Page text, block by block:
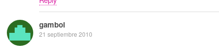
gamboi
21 septiembre 2010